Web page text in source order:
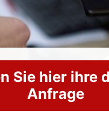
Sie hier ihre
Anfrage